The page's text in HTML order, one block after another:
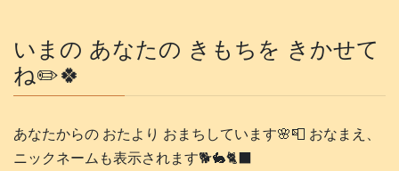
いまの あなたの きもちを きかせて
ね✏️🍀
あなたからの おたより おまちしています🌸📮 おなまえ、
ニックネームも表示されます🐕️🐇🐈‍⬛